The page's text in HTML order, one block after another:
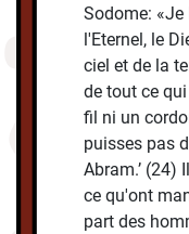
Sodome: «Je
l'Eternel, le
ciel et de la
de tout ce
fil ni un
puisses pas
Abram.’ (24)
ce qu'ont
part des